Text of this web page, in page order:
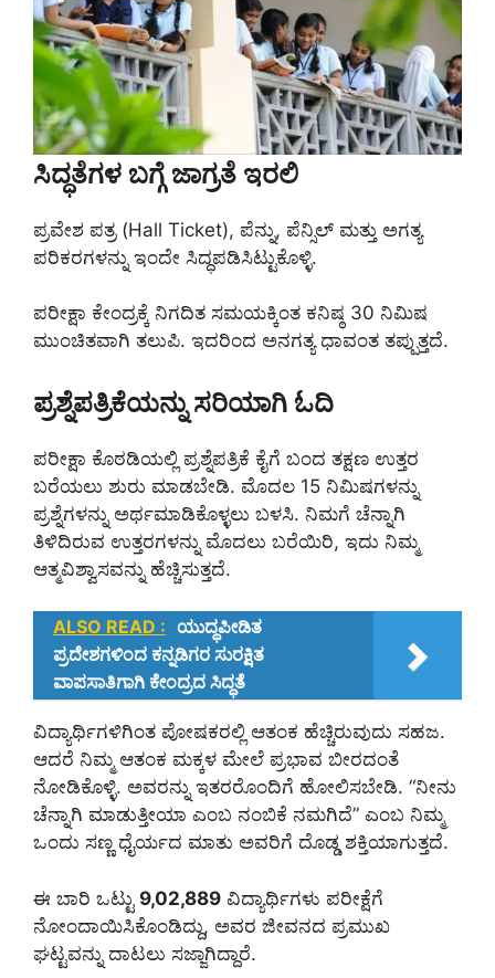
ಸಿದ್ಧತೆಗಳ ಬಗ್ಗೆ ಜಾಗ್ರತೆ ಇರಲಿ
ಪ್ರವೇಶ ಪತ್ರ (Hall Ticket), ಪೆನ್ನು, ಪೆನ್ಸಿಲ್ ಮತ್ತು ಅಗತ್ಯ
ಪರಿಕರಗಳನ್ನು ಇಂದೇ ಸಿದ್ಧಪಡಿಸಿಟ್ಟುಕೊಳ್ಳಿ.
ಪರೀಕ್ಷಾ ಕೇಂದ್ರಕ್ಕೆ ನಿಗದಿತ ಸಮಯಕ್ಕಿಂತ ಕನಿಷ್ಠ 30 ನಿಮಿಷ
ಮುಂಚಿತವಾಗಿ ತಲುಪಿ. ಇದರಿಂದ ಅನಗತ್ಯ ಧಾವಂತ ತಪ್ಪುತ್ತದೆ.
ಪ್ರಶ್ನೆಪತ್ರಿಕೆಯನ್ನು ಸರಿಯಾಗಿ ಓದಿ
ಪರೀಕ್ಷಾ ಕೊಠಡಿಯಲ್ಲಿ ಪ್ರಶ್ನೆಪತ್ರಿಕೆ ಕೈಗೆ ಬಂದ ತಕ್ಷಣ ಉತ್ತರ
ಬರೆಯಲು ಶುರು ಮಾಡಬೇಡಿ. ಮೊದಲ 15 ನಿಮಿಷಗಳನ್ನು
ಪ್ರಶ್ನೆಗಳನ್ನು ಅರ್ಥಮಾಡಿಕೊಳ್ಳಲು ಬಳಸಿ. ನಿಮಗೆ ಚೆನ್ನಾಗಿ
ತಿಳಿದಿರುವ ಉತ್ತರಗಳನ್ನು ಮೊದಲು ಬರೆಯಿರಿ, ಇದು ನಿಮ್ಮ
ಆತ್ಮವಿಶ್ವಾಸವನ್ನು ಹೆಚ್ಚಿಸುತ್ತದೆ.
ALSO READ : ಯುದ್ಧಪೀಡಿತ
ಪ್ರದೇಶಗಳಿಂದ ಕನ್ನಡಿಗರ ಸುರಕ್ಷಿತ
ವಾಪಸಾತಿಗಾಗಿ ಕೇಂದ್ರದ ಸಿದ್ಧತೆ
ವಿದ್ಯಾರ್ಥಿಗಳಿಗಿಂತ ಪೋಷಕರಲ್ಲಿ ಆತಂಕ ಹೆಚ್ಚಿರುವುದು ಸಹಜ.
ಆದರೆ ನಿಮ್ಮ ಆತಂಕ ಮಕ್ಕಳ ಮೇಲೆ ಪ್ರಭಾವ ಬೀರದಂತೆ
ನೋಡಿಕೊಳ್ಳಿ. ಅವರನ್ನು ಇತರರೊಂದಿಗೆ ಹೋಲಿಸಬೇಡಿ. “ನೀನು
ಚೆನ್ನಾಗಿ ಮಾಡುತ್ತೀಯಾ ಎಂಬ ನಂಬಿಕೆ ನಮಗಿದೆ” ಎಂಬ ನಿಮ್ಮ
ಒಂದು ಸಣ್ಣ ಧೈರ್ಯದ ಮಾತು ಅವರಿಗೆ ದೊಡ್ಡ ಶಕ್ತಿಯಾಗುತ್ತದೆ.
ಈ ಬಾರಿ ಒಟ್ಟು 9,02,889 ವಿದ್ಯಾರ್ಥಿಗಳು ಪರೀಕ್ಷೆಗೆ
ನೋಂದಾಯಿಸಿಕೊಂಡಿದ್ದು, ಅವರ ಜೀವನದ ಪ್ರಮುಖ
ಘಟ್ಟವನ್ನು ದಾಟಲು ಸಜ್ಜಾಗಿದ್ದಾರೆ.